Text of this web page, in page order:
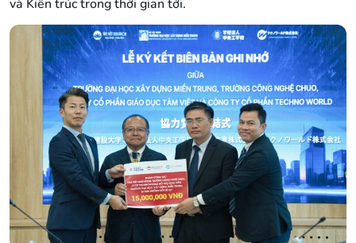
và Kiến trúc trong thời gian tới.